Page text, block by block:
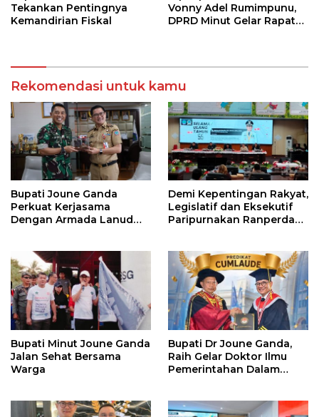
Tekankan Pentingnya
Kemandirian Fiskal
Vonny Adel Rumimpunu,
DPRD Minut Gelar Rapat
Rekomendasi untuk kamu
Bupati Joune Ganda
Perkuat Kerjasama
Dengan Armada Lanud
Demi Kepentingan Rakyat,
Legislatif dan Eksekutif
Paripurnakan Ranperda
Bupati Minut Joune Ganda
Jalan Sehat Bersama
Warga
Bupati Dr Joune Ganda,
Raih Gelar Doktor Ilmu
Pemerintahan Dalam